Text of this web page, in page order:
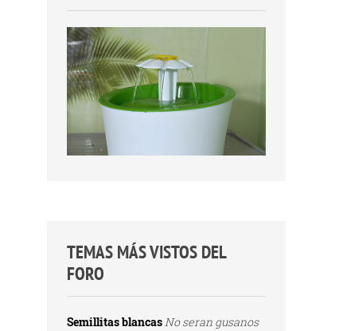
TEMAS MÁS VISTOS DEL
FORO
Semillitas blancasNo seran gusanos